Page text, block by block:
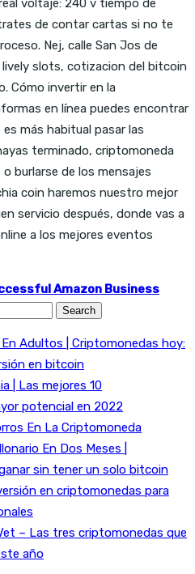
voltaje: 240 v tiempo de
de contar cartas si no te
Nej, calle San Jos de
slots, cotizacion del bitcoin
Cómo invertir en la
en línea puedes encontrar
más habitual pasar las
terminado, criptomoneda
burlarse de los mensajes
coin haremos nuestro mejor
servicio después, donde vas a
a los mejores eventos
Amazon Business
Adultos | Criptomonedas hoy:
en bitcoin
| Las mejores 10
potencial en 2022
En La Criptomoneda
En Dos Meses |
sin tener un solo bitcoin
en criptomonedas para
– Las tres criptomonedas que
año